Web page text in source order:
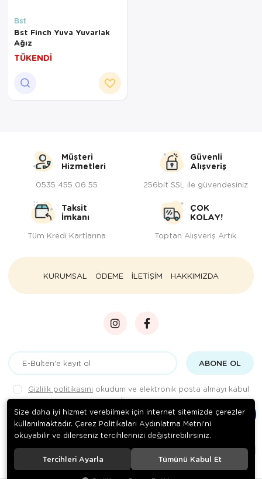
Bst
Bst Finch Yuva Yuvarlak
Ağız
TÜKENDİ
Müşteri
Hizmetleri
0535 455 06 55
Güvenli
Alışveriş
256bit SSL ile güvendesiniz
Taksit
İmkanı
Tüm Kredi Kartlarına
ÇOK
KOLAY!
Toptan Alışveriş Artık
KURUMSAL ÖDEME İLETİŞİM HAKKIMIZDA
ABONE OL
Gizlilik politikasını okudum ve elektronik posta almayı kabul
ediyorum.
. Tüm hakları saklıdır.
Size daha iyi hizmet verebilmek için internet sitemizde çerezler
kullanılmaktadır. Çerez Politikaları Aydınlatma Metni’ni
okuyabilir ve dilerseniz tercihlerinizi değiştirebilirsiniz.
Tercihleri Ayarla Tümünü Kabul Et